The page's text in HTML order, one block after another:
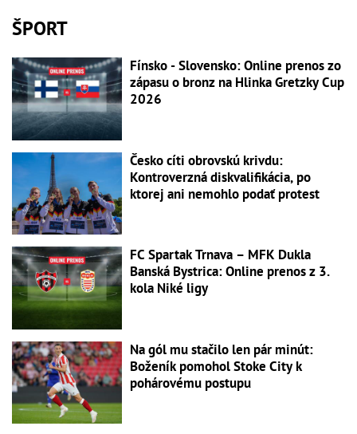
ŠPORT
Fínsko - Slovensko: Online prenos zo
zápasu o bronz na Hlinka Gretzky Cup
2026
Česko cíti obrovskú krivdu:
Kontroverzná diskvalifikácia, po
ktorej ani nemohlo podať protest
FC Spartak Trnava – MFK Dukla
Banská Bystrica: Online prenos z 3.
kola Niké ligy
Na gól mu stačilo len pár minút:
Boženík pomohol Stoke City k
pohárovému postupu